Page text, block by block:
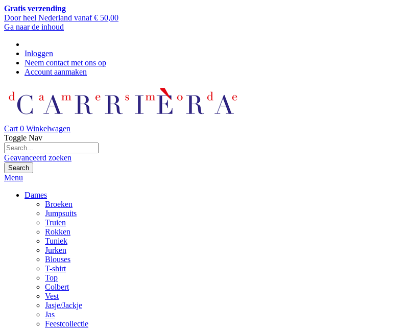
Gratis verzending
Door heel Nederland vanaf € 50,00
Ga naar de inhoud
Inloggen
Neem contact met ons op
Account aanmaken
Cart 0 Winkelwagen
Toggle Nav
Geavanceerd zoeken
Search
Menu
Dames
Broeken
Jumpsuits
Truien
Rokken
Tuniek
Jurken
Blouses
T-shirt
Top
Colbert
Vest
Jasje/Jackje
Jas
Feestcollectie